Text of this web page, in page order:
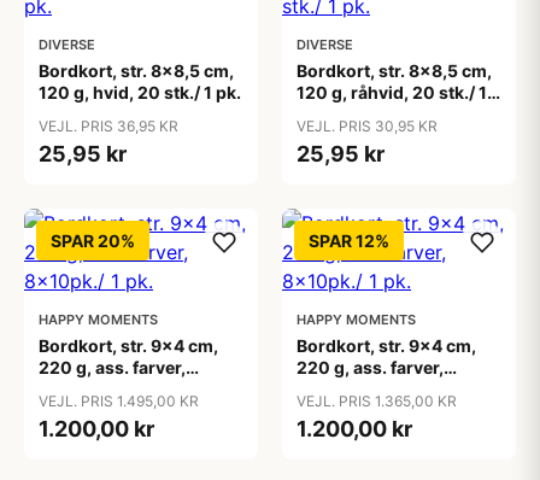
DIVERSE
Bordkort, str. 8x8,5 cm,
120 g, hvid, 20 stk./ 1 pk.
VEJL. PRIS 36,95 KR
25,95 kr
DIVERSE
Bordkort, str. 8x8,5 cm,
120 g, råhvid, 20 stk./ 1
VEJL. PRIS 30,95 KR
25,95 kr
SPAR 20%
HAPPY MOMENTS
Bordkort, str. 9x4 cm,
220 g, ass. farver,
VEJL. PRIS 1.495,00 KR
1.200,00 kr
SPAR 12%
HAPPY MOMENTS
Bordkort, str. 9x4 cm,
220 g, ass. farver,
VEJL. PRIS 1.365,00 KR
1.200,00 kr